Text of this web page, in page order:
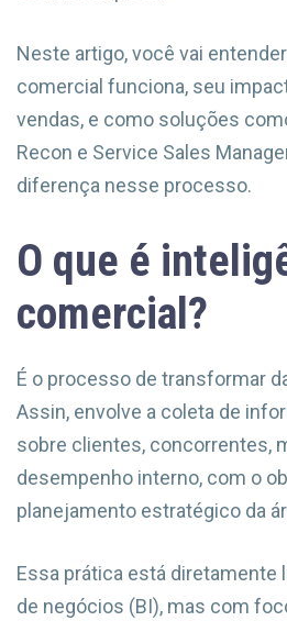
Neste artigo, você vai
comercial funciona, seu
vendas, e como soluções
Recon e Service Sales
diferença nesse processo.
O que é
comercial?
É o processo de transformar
Assin, envolve a coleta de
sobre clientes, concorrentes,
desempenho interno, com o
planejamento estratégico da
Essa prática está diretamente
de negócios (BI), mas com